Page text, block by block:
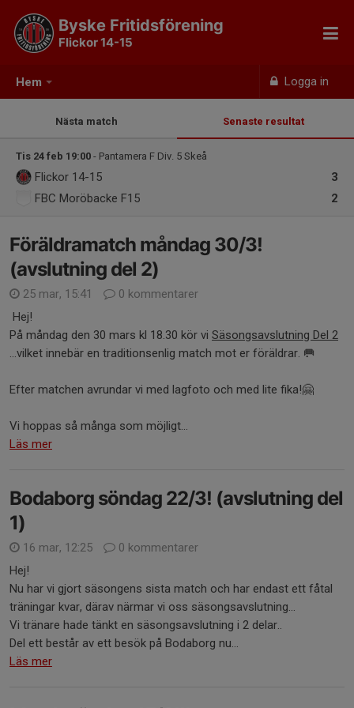
Hem Logga in
Byske Fritidsförening
Flickor 14-15
Nästa match Senaste resultat
Tis 24 feb 19:00 - Pantamera F Div. 5 Skeå
3
Flickor 14-15
2
FBC Moröbacke F15
Föräldramatch måndag 30/3!
(avslutning del 2)
25 mar, 15:41
0 kommentarer
Hej!
På måndag den 30 mars kl 18.30 kör vi Säsongsavslutning Del 2
...vilket innebär en traditionsenlig match mot er föräldrar. 🥅
Efter matchen avrundar vi med lagfoto och med lite fika!🤗
Vi hoppas så många som möjligt...
Läs mer
Bodaborg söndag 22/3! (avslutning del
1)
16 mar, 12:25
0 kommentarer
Hej!
Nu har vi gjort säsongens sista match och har endast ett fåtal
träningar kvar, därav närmar vi oss säsongsavslutning...
Vi tränare hade tänkt en säsongsavslutning i 2 delar..
Del ett består av ett besök på Bodaborg nu...
Läs mer